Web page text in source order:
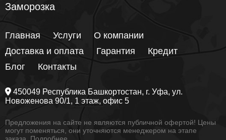
Заморозка
Главная Услуги
О компании
Доставка и оплата
Гарантия
Кредит
Блог
Контакты
450049 Республика Башкортостан, г. Уфа, ул.
Новоженова 90/1, 1 этаж, офис 5
Предложения на сайте не являются публичной офертой! Цены
могут поменяться, они уточняются менеджером на этапе